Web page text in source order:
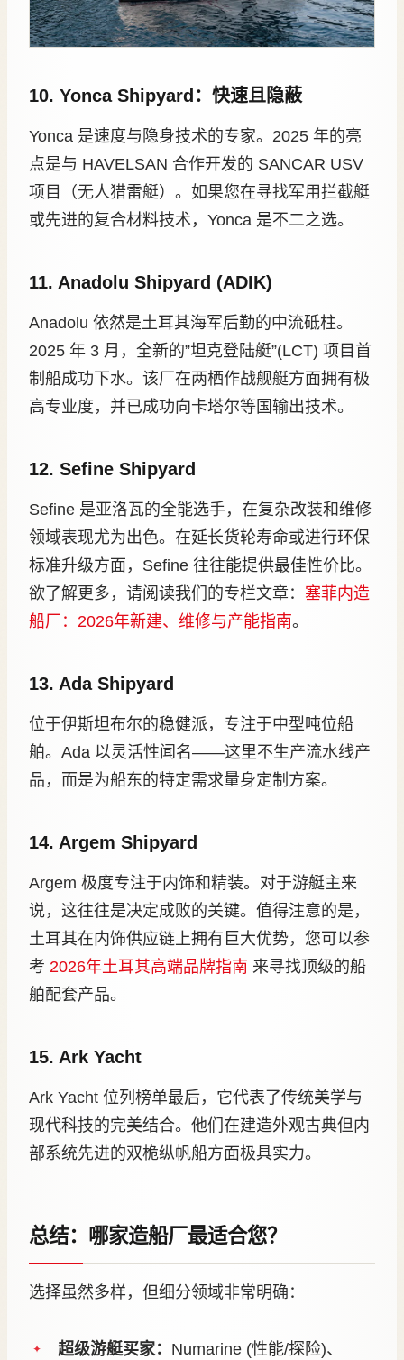
10. Yonca Shipyard：快速且隐蔽
Yonca 是速度与隐身技术的专家。2025 年的亮
点是与 HAVELSAN 合作开发的 SANCAR USV
项目（无人猎雷艇）。如果您在寻找军用拦截艇
或先进的复合材料技术，Yonca 是不二之选。
11. Anadolu Shipyard (ADIK)
Anadolu 依然是土耳其海军后勤的中流砥柱。
2025 年 3 月，全新的”坦克登陆艇”(LCT) 项目首
制船成功下水。该厂在两栖作战舰艇方面拥有极
高专业度，并已成功向卡塔尔等国输出技术。
12. Sefine Shipyard
Sefine 是亚洛瓦的全能选手，在复杂改装和维修
领域表现尤为出色。在延长货轮寿命或进行环保
标准升级方面，Sefine 往往能提供最佳性价比。
欲了解更多，请阅读我们的专栏文章： 塞菲内造
船厂：2026年新建、维修与产能指南。
13. Ada Shipyard
位于伊斯坦布尔的稳健派，专注于中型吨位船
舶。Ada 以灵活性闻名——这里不生产流水线产
品，而是为船东的特定需求量身定制方案。
14. Argem Shipyard
Argem 极度专注于内饰和精装。对于游艇主来
说，这往往是决定成败的关键。值得注意的是，
土耳其在内饰供应链上拥有巨大优势，您可以参
考 2026年土耳其高端品牌指南 来寻找顶级的船
舶配套产品。
15. Ark Yacht
Ark Yacht 位列榜单最后，它代表了传统美学与
现代科技的完美结合。他们在建造外观古典但内
部系统先进的双桅纵帆船方面极具实力。
总结：哪家造船厂最适合您？
选择虽然多样，但细分领域非常明确：
超级游艇买家： Numarine (性能/探险)、